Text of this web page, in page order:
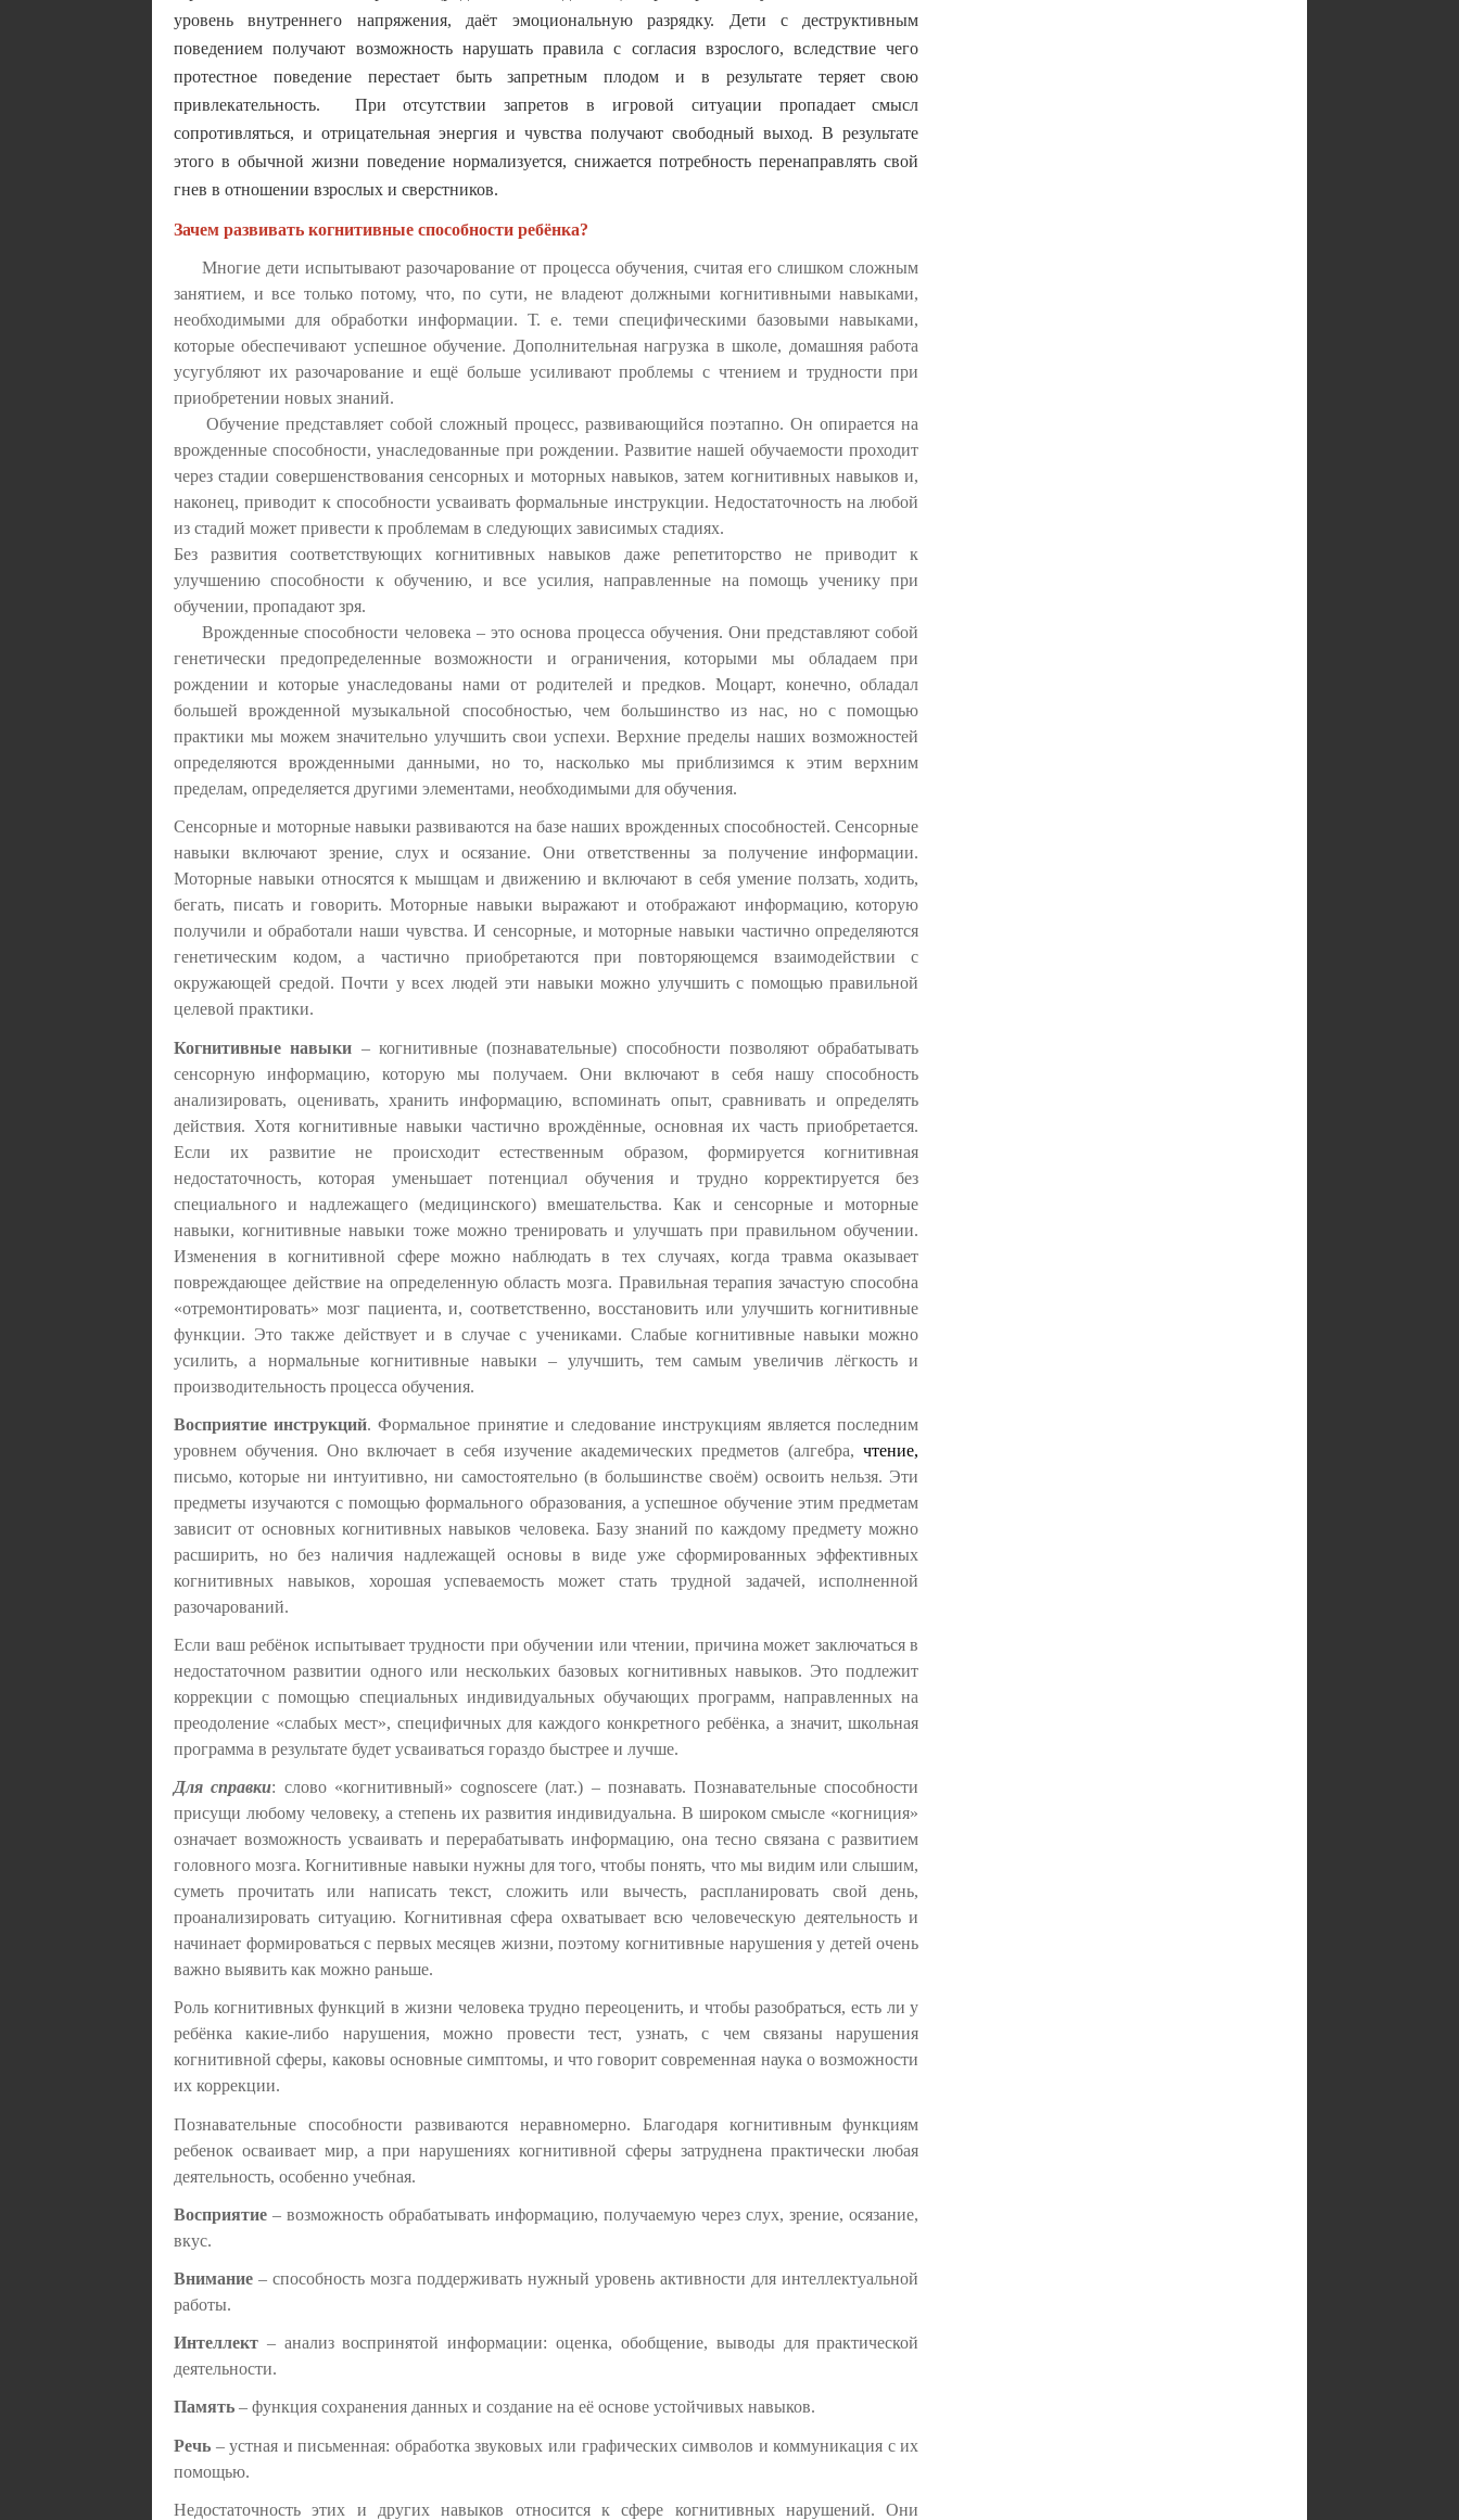
уровень внутреннего напряжения, даёт эмоциональную разрядку. Дети с деструктивным
поведением получают возможность нарушать правила с согласия взрослого, вследствие чего
протестное поведение перестает быть запретным плодом и в результате теряет свою
привлекательность. При отсутствии запретов в игровой ситуации пропадает смысл
сопротивляться, и отрицательная энергия и чувства получают свободный выход. В результате
этого в обычной жизни поведение нормализуется, снижается потребность перенаправлять свой
гнев в отношении взрослых и сверстников.
Зачем развивать когнитивные способности ребёнка?
Многие дети испытывают разочарование от процесса обучения, считая его слишком сложным
занятием, и все только потому, что, по сути, не владеют должными когнитивными навыками,
необходимыми для обработки информации. Т. е. теми специфическими базовыми навыками,
которые обеспечивают успешное обучение. Дополнительная нагрузка в школе, домашняя работа
усугубляют их разочарование и ещё больше усиливают проблемы c чтением и трудности при
приобретении новых знаний.
Обучение представляет собой сложный процесс, развивающийся поэтапно. Он опирается на
врожденные способности, унаследованные при рождении. Развитие нашей обучаемости проходит
через стадии совершенствования сенсорных и моторных навыков, затем когнитивных навыков и,
наконец, приводит к способности усваивать формальные инструкции. Недостаточность на любой
из стадий может привести к проблемам в следующих зависимых стадиях.
Без развития соответствующих когнитивных навыков даже репетиторство не приводит к
улучшению способности к обучению, и все усилия, направленные на помощь ученику при
обучении, пропадают зря.
Врожденные способности человека – это основа процесса обучения. Они представляют собой
генетически предопределенные возможности и ограничения, которыми мы обладаем при
рождении и которые унаследованы нами от родителей и предков. Моцарт, конечно, обладал
большей врожденной музыкальной способностью, чем большинство из нас, но с помощью
практики мы можем значительно улучшить свои успехи. Верхние пределы наших возможностей
определяются врожденными данными, но то, насколько мы приблизимся к этим верхним
пределам, определяется другими элементами, необходимыми для обучения.
Сенсорные и моторные навыки развиваются на базе наших врожденных способностей. Сенсорные
навыки включают зрение, слух и осязание. Они ответственны за получение информации.
Моторные навыки относятся к мышцам и движению и включают в себя умение ползать, ходить,
бегать, писать и говорить. Моторные навыки выражают и отображают информацию, которую
получили и обработали наши чувства. И сенсорные, и моторные навыки частично определяются
генетическим кодом, а частично приобретаются при повторяющемся взаимодействии с
окружающей средой. Почти у всех людей эти навыки можно улучшить с помощью правильной
целевой практики.
Когнитивные навыки – когнитивные (познавательные) способности позволяют обрабатывать
сенсорную информацию, которую мы получаем. Они включают в себя нашу способность
анализировать, оценивать, хранить информацию, вспоминать опыт, сравнивать и определять
действия. Хотя когнитивные навыки частично врождённые, основная их часть приобретается.
Если их развитие не происходит естественным образом, формируется когнитивная
недостаточность, которая уменьшает потенциал обучения и трудно корректируется без
специального и надлежащего (медицинского) вмешательства. Как и сенсорные и моторные
навыки, когнитивные навыки тоже можно тренировать и улучшать при правильном обучении.
Изменения в когнитивной сфере можно наблюдать в тех случаях, когда травма оказывает
повреждающее действие на определенную область мозга. Правильная терапия зачастую способна
«отремонтировать» мозг пациента, и, соответственно, восстановить или улучшить когнитивные
функции. Это также действует и в случае с учениками. Слабые когнитивные навыки можно
усилить, а нормальные когнитивные навыки – улучшить, тем самым увеличив лёгкость и
производительность процесса обучения.
Восприятие инструкций. Формальное принятие и следование инструкциям является последним
уровнем обучения. Оно включает в себя изучение академических предметов (алгебра,чтение,
письмо, которые ни интуитивно, ни самостоятельно (в большинстве своём) освоить нельзя. Эти
предметы изучаются с помощью формального образования, а успешное обучение этим предметам
зависит от основных когнитивных навыков человека. Базу знаний по каждому предмету можно
расширить, но без наличия надлежащей основы в виде уже сформированных эффективных
когнитивных навыков, хорошая успеваемость может стать трудной задачей, исполненной
разочарований.
Если ваш ребёнок испытывает трудности при обучении или чтении, причина может заключаться в
недостаточном развитии одного или нескольких базовых когнитивных навыков. Это подлежит
коррекции с помощью специальных индивидуальных обучающих программ, направленных на
преодоление «слабых мест», специфичных для каждого конкретного ребёнка, а значит, школьная
программа в результате будет усваиваться гораздо быстрее и лучше.
Для справки: слово «когнитивный» cognoscere (лат.) – познавать. Познавательные способности
присущи любому человеку, а степень их развития индивидуальна. В широком смысле «когниция»
означает возможность усваивать и перерабатывать информацию, она тесно связана с развитием
головного мозга. Когнитивные навыки нужны для того, чтобы понять, что мы видим или слышим,
суметь прочитать или написать текст, сложить или вычесть, распланировать свой день,
проанализировать ситуацию. Когнитивная сфера охватывает всю человеческую деятельность и
начинает формироваться с первых месяцев жизни, поэтому когнитивные нарушения у детей очень
важно выявить как можно раньше.
Роль когнитивных функций в жизни человека трудно переоценить, и чтобы разобраться, есть ли у
ребёнка какие-либо нарушения, можно провести тест, узнать, с чем связаны нарушения
когнитивной сферы, каковы основные симптомы, и что говорит современная наука о возможности
их коррекции.
Познавательные способности развиваются неравномерно. Благодаря когнитивным функциям
ребенок осваивает мир, а при нарушениях когнитивной сферы затруднена практически любая
деятельность, особенно учебная.
Восприятие – возможность обрабатывать информацию, получаемую через слух, зрение, осязание,
вкус.
Внимание – способность мозга поддерживать нужный уровень активности для интеллектуальной
работы.
Интеллект – анализ воспринятой информации: оценка, обобщение, выводы для практической
деятельности.
Память – функция сохранения данных и создание на её основе устойчивых навыков.
Речь – устная и письменная: обработка звуковых или графических символов и коммуникация с их
помощью.
Недостаточность этих и других навыков относится к сфере когнитивных нарушений. Они